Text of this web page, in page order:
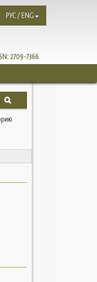
2709-7366
РУС / ENG